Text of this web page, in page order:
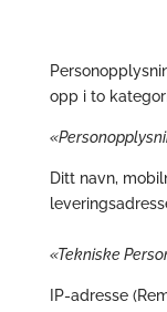
opp i to
Ditt navn,
«Tekniske
IP-adresse